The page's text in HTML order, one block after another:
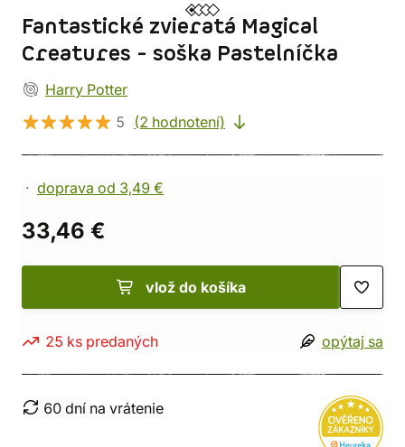
Fantastické zvieratá Magical
Creatures - soška Pastelníčka
Harry Potter
5
(2 hodnotení)
doprava od 3,49 €
33,46 €
vlož do košíka
25 ks predaných opýtaj sa
60 dní na vrátenie